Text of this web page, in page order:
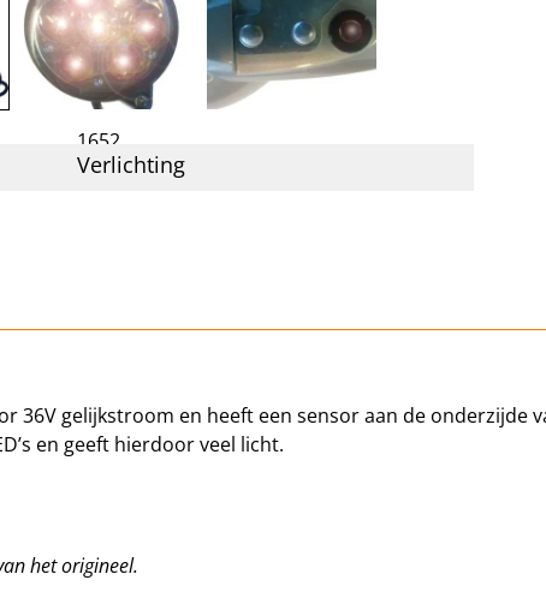
1652
Verlichting
36V gelijkstroom en heeft een sensor aan de onderzijde
en geeft hierdoor veel licht.
het origineel.